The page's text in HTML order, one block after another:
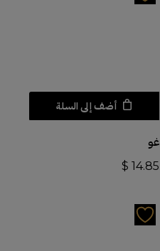
أضف إلى السلة
غو
$ 14.85